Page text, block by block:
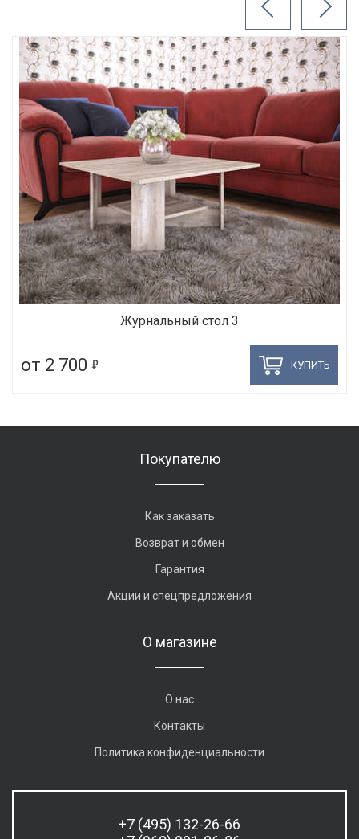
Журнальный стол 3
от 2 700 5 КУПИТЬ
Покупателю
Как заказать
Возврат и обмен
Гарантия
Акции и спецпредложения
О магазине
О нас
Контакты
Политика конфиденциальности
+7 (495) 132-26-66